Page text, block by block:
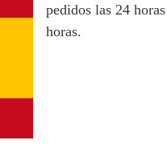
pedidos las 24
horas.